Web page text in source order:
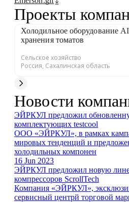
Проекты
Холодильное оборудование
хранения томатов
Сельское хозяйство
Россия, Сахалинская область
Новости
ЭЙРКУЛ предложил
комплектующих testcool
ООО «ЭЙРКУЛ», в рамках
мировых тенденций и
холодильных компонен
16 Jun 2023
ЭЙРКУЛ предложил новую
компрессоров ScrollTech
Компания «ЭЙРКУЛ»,
сервисный центрй торговой